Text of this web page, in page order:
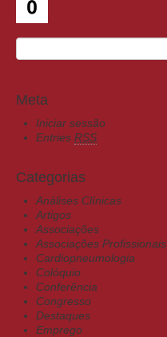
Meta
Iniciar sessão
Entries RSS
Categorias
Análises Clínicas
Artigos
Associações
Associações Profissionais
Cardiopneumologia
Colóquio
Conferência
Congresso
Destaques
Emprego